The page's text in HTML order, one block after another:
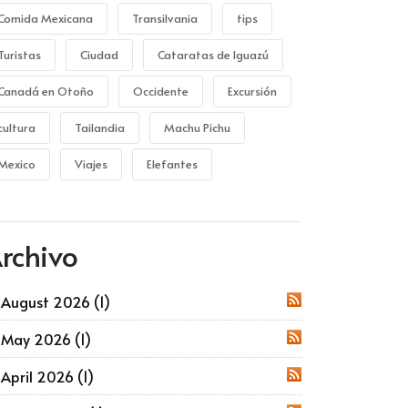
Mexicana Transilvania tips
Ciudad Cataratas de Iguazú
en Otoño Occidente Excursión
Tailandia Machu Pichu
Viajes Elefantes
August 2026 (1)
May 2026 (1)
April 2026 (1)